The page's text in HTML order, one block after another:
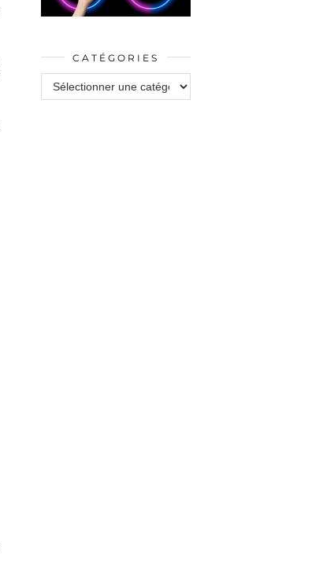
CATÉGORIES
Catégories